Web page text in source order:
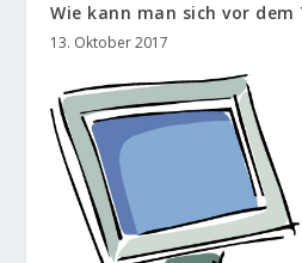
Wie kann man sich vor
13. Oktober 2017